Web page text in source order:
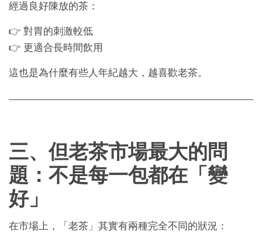
經過良好陳放的茶：
👉 對胃的刺激較低
👉 更適合長時間飲用
這也是為什麼有些人年紀越大，越喜歡老茶。
三、但老茶市場最大的問
題：不是每一包都在「變
好」
在市場上，「老茶」其實有兩種完全不同的狀況：